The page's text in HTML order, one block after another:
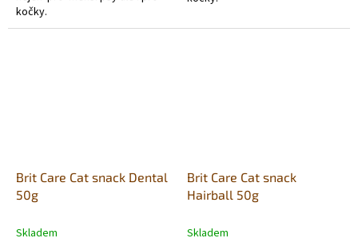
kočky.
Brit Care Cat snack Dental
50g
Skladem
Brit Care Cat snack
Hairball 50g
Skladem